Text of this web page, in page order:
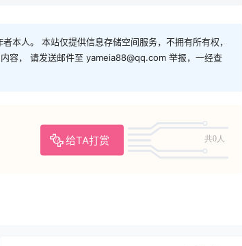
本人。 本站仅提供信息存储空间服务，不拥有所有权，
容， 请发送邮件至 yameia88@qq.com 举报，一经查
给TA打赏 共0人